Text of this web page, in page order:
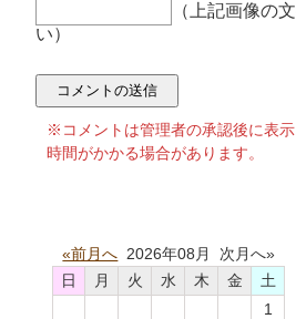
（上記画像の
い）
※コメントは管理者の承認後に表
時間がかかる場合があります。
«前月へ 2026年08月 次月へ»
日
月 火 水 木 金
土
1